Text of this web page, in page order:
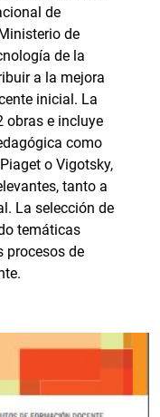
de
de
de la
a la mejora
inicial. La
obras e incluye
como
o Vigotsky,
tanto a
La selección de
temáticas
procesos de